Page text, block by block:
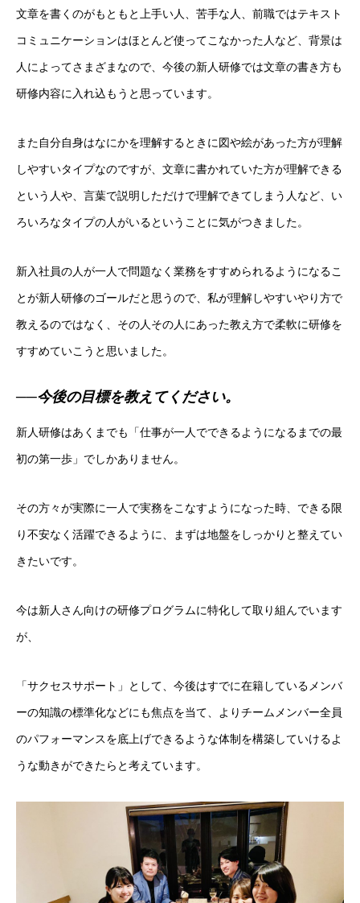
文章を書くのがもともと上手い人、苦手な人、前職ではテキスト
コミュニケーションはほとんど使ってこなかった人など、背景は
人によってさまざまなので、今後の新人研修では文章の書き方も
研修内容に入れ込もうと思っています。
また自分自身はなにかを理解するときに図や絵があった方が理解
しやすいタイプなのですが、文章に書かれていた方が理解できる
という人や、言葉で説明しただけで理解できてしまう人など、い
ろいろなタイプの人がいるということに気がつきました。
新入社員の人が一人で問題なく業務をすすめられるようになるこ
とが新人研修のゴールだと思うので、私が理解しやすいやり方で
教えるのではなく、その人その人にあった教え方で柔軟に研修を
すすめていこうと思いました。
──今後の目標を教えてください。
新人研修はあくまでも「仕事が一人でできるようになるまでの最
初の第一歩」でしかありません。
その方々が実際に一人で実務をこなすようになった時、できる限
り不安なく活躍できるように、まずは地盤をしっかりと整えてい
きたいです。
今は新人さん向けの研修プログラムに特化して取り組んでいます
が、
「サクセスサポート」として、今後はすでに在籍しているメンバ
ーの知識の標準化などにも焦点を当て、よりチームメンバー全員
のパフォーマンスを底上げできるような体制を構築していけるよ
うな動きができたらと考えています。